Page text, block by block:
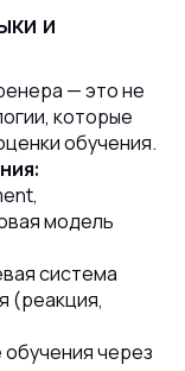
и
— это не
которые
обучения.
модель
система
(реакция,
через